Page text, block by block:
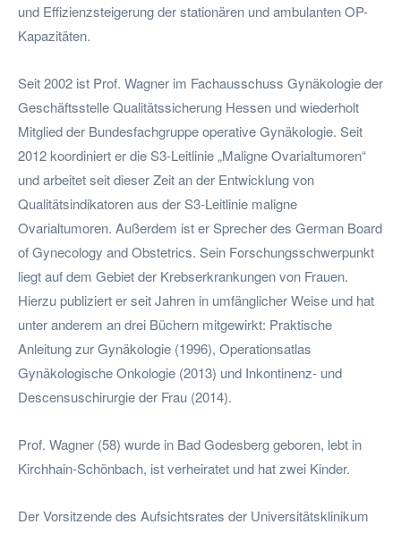
und Effizienzsteigerung der stationären und ambulanten OP-
Kapazitäten.
Seit 2002 ist Prof. Wagner im Fachausschuss Gynäkologie der
Geschäftsstelle Qualitätssicherung Hessen und wiederholt
Mitglied der Bundesfachgruppe operative Gynäkologie. Seit
2012 koordiniert er die S3-Leitlinie „Maligne Ovarialtumoren“
und arbeitet seit dieser Zeit an der Entwicklung von
Qualitätsindikatoren aus der S3-Leitlinie maligne
Ovarialtumoren. Außerdem ist er Sprecher des German Board
of Gynecology and Obstetrics. Sein Forschungsschwerpunkt
liegt auf dem Gebiet der Krebserkrankungen von Frauen.
Hierzu publiziert er seit Jahren in umfänglicher Weise und hat
unter anderem an drei Büchern mitgewirkt: Praktische
Anleitung zur Gynäkologie (1996), Operationsatlas
Gynäkologische Onkologie (2013) und Inkontinenz- und
Descensuschirurgie der Frau (2014).
Prof. Wagner (58) wurde in Bad Godesberg geboren, lebt in
Kirchhain-Schönbach, ist verheiratet und hat zwei Kinder.
Der Vorsitzende des Aufsichtsrates der Universitätsklinikum